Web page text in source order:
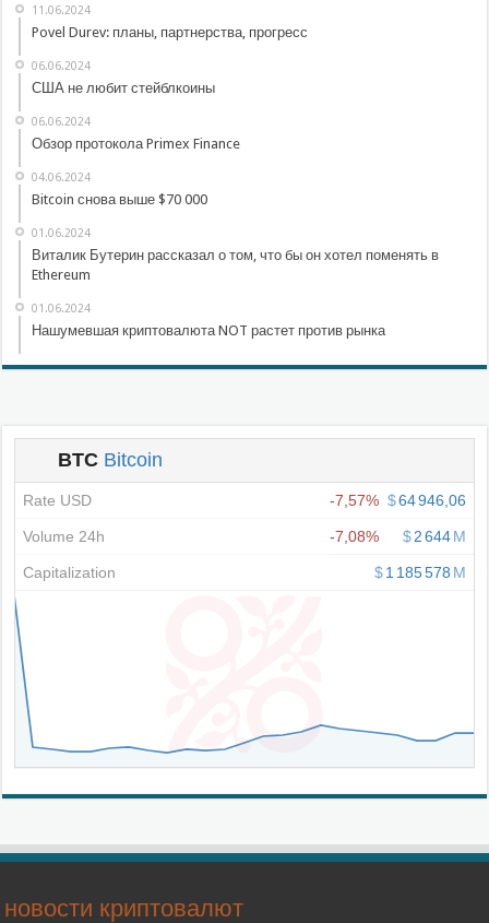
11.06.2024
Povel Durev: планы, партнерства, прогресс
06.06.2024
США не любит стейблкоины
06.06.2024
Обзор протокола Primex Finance
04.06.2024
Bitcoin снова выше $70 000
01.06.2024
Виталик Бутерин рассказал о том, что бы он хотел поменять в
Ethereum
01.06.2024
Нашумевшая криптовалюта NOT растет против рынка
новости криптовалют